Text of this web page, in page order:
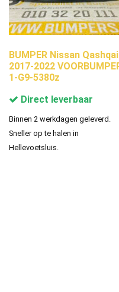
BUMPER Nissan Qashqai
2017-2022
1-G9-5380z
Direct leverbaar
Binnen 2 werkdagen geleverd.
Sneller op te halen in
Hellevoetsluis.